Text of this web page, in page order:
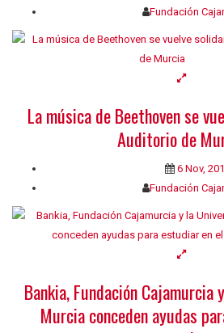
Fundación
La música de Beethoven se
Auditorio de
6 Nov,
Fundación
Bankia, Fundación Cajamurcia
Murcia conceden ayudas